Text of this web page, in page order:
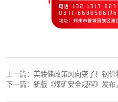
上一篇： 美联储政策风向变了！钢价
下一篇： 新版《煤矿安全规程》发